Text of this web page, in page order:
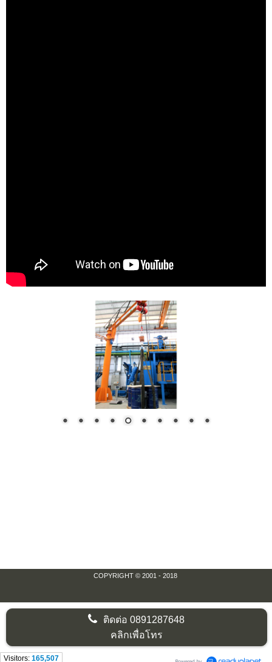
COPYRIGHT © 2001 - 2018
ติดต่อ0891287648
คลิกเพื่อโทร
Visitors: 165,507